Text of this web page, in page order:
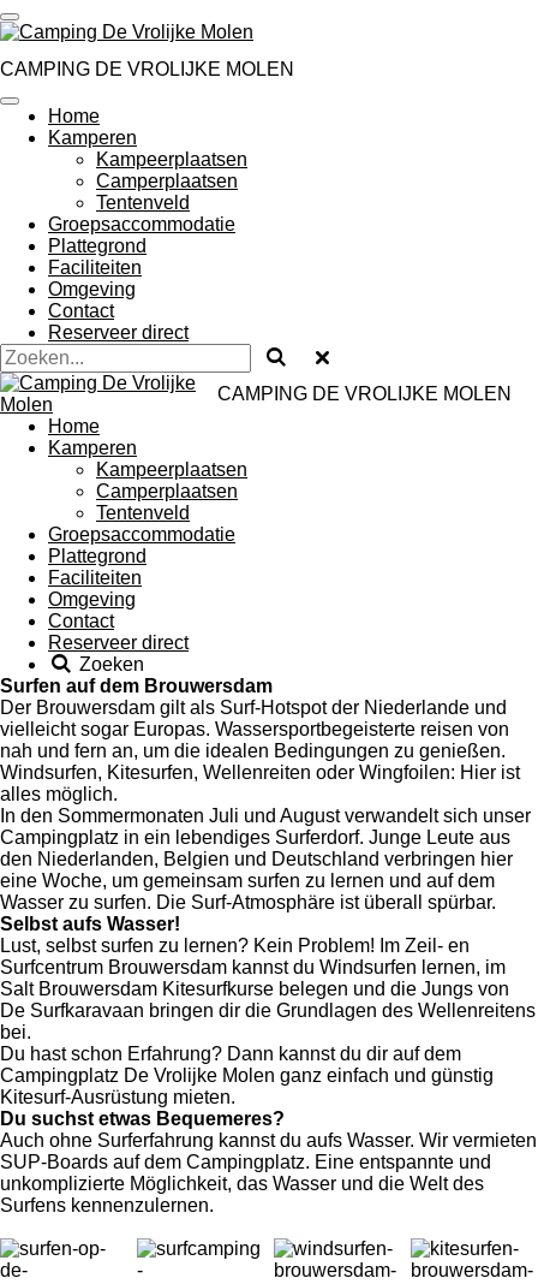
Ga
direct
naar
hoofdinhoud
CAMPING DE VROLIJKE MOLEN
Home
Kamperen
Kampeerplaatsen
Camperplaatsen
Tentenveld
Groepsaccommodatie
Plattegrond
Faciliteiten
Omgeving
Contact
Reserveer direct
CAMPING DE VROLIJKE MOLEN
Home
Kamperen
Kampeerplaatsen
Camperplaatsen
Tentenveld
Groepsaccommodatie
Plattegrond
Faciliteiten
Omgeving
Contact
Reserveer direct
Zoeken
Surfen auf dem Brouwersdam
Der Brouwersdam gilt als Surf-Hotspot der Niederlande und
vielleicht sogar Europas. Wassersportbegeisterte reisen von
nah und fern an, um die idealen Bedingungen zu genießen.
Windsurfen, Kitesurfen, Wellenreiten oder Wingfoilen: Hier ist
alles möglich.
In den Sommermonaten Juli und August verwandelt sich unser
Campingplatz in ein lebendiges Surferdorf. Junge Leute aus
den Niederlanden, Belgien und Deutschland verbringen hier
eine Woche, um gemeinsam surfen zu lernen und auf dem
Wasser zu surfen. Die Surf-Atmosphäre ist überall spürbar.
Selbst aufs Wasser!
Lust, selbst surfen zu lernen? Kein Problem! Im Zeil- en
Surfcentrum Brouwersdam kannst du Windsurfen lernen, im
Salt Brouwersdam Kitesurfkurse belegen und die Jungs von
De Surfkaravaan bringen dir die Grundlagen des Wellenreitens
bei.
Du hast schon Erfahrung? Dann kannst du dir auf dem
Campingplatz De Vrolijke Molen ganz einfach und günstig
Kitesurf-Ausrüstung mieten.
Du suchst etwas Bequemeres?
Auch ohne Surferfahrung kannst du aufs Wasser. Wir vermieten
SUP-Boards auf dem Campingplatz. Eine entspannte und
unkomplizierte Möglichkeit, das Wasser und die Welt des
Surfens kennenzulernen.